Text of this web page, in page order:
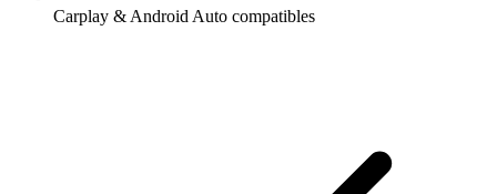
Carplay & Android Auto compatibles